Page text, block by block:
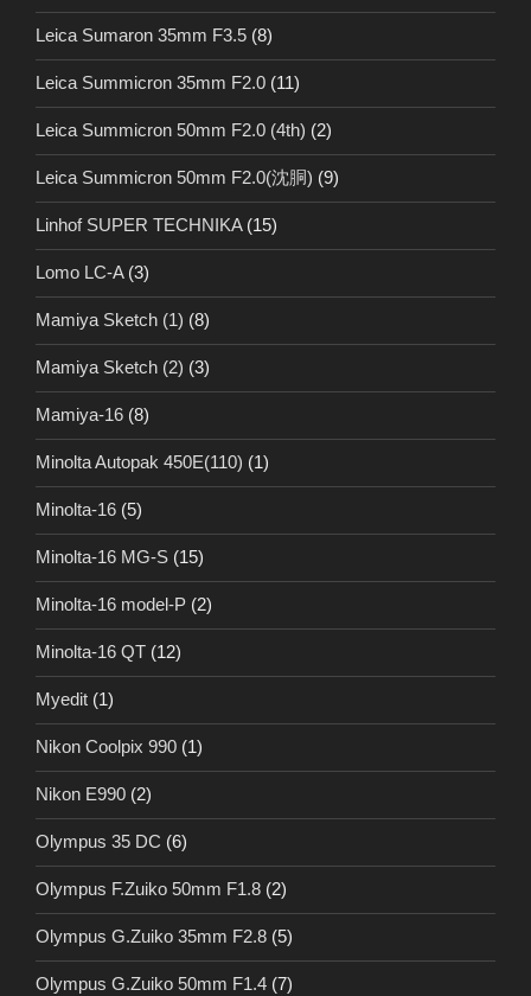
Leica Sumaron 35mm F3.5 (8)
Leica Summicron 35mm F2.0 (11)
Leica Summicron 50mm F2.0 (4th) (2)
Leica Summicron 50mm F2.0(沈胴) (9)
Linhof SUPER TECHNIKA(15)
Lomo LC-A(3)
Mamiya Sketch (1) (8)
Mamiya Sketch (2) (3)
Mamiya-16 (8)
Minolta Autopak 450E(110) (1)
Minolta-16 (5)
Minolta-16 MG-S (15)
Minolta-16 model-P (2)
Minolta-16 QT (12)
Myedit (1)
Nikon Coolpix 990 (1)
Nikon E990 (2)
Olympus 35 DC (6)
Olympus F.Zuiko 50mm F1.8 (2)
Olympus G.Zuiko 35mm F2.8 (5)
Olympus G.Zuiko 50mm F1.4 (7)